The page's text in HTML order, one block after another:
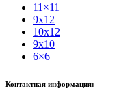
11×11
9x12
10x12
9x10
6×6
Контактная информация: